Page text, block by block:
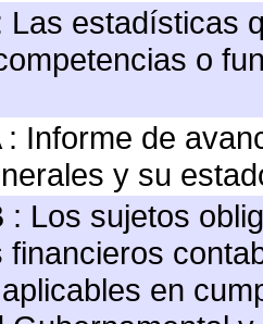
Las estadísticas
o
: Informe de
y su
: Los sujetos
financieros
en